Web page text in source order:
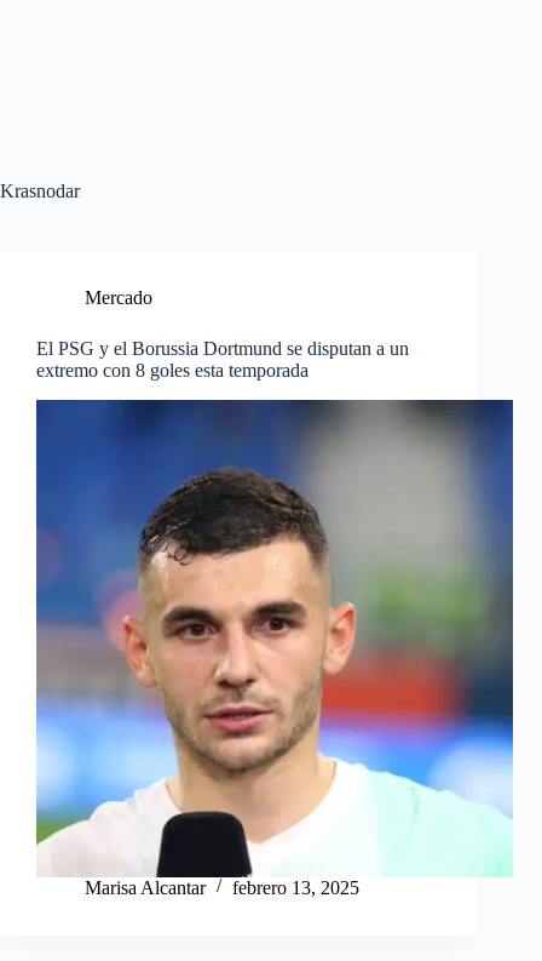
Krasnodar
Mercado
El PSG y el Borussia Dortmund se disputan a un
extremo con 8 goles esta temporada
Marisa Alcantar febrero 13, 2025